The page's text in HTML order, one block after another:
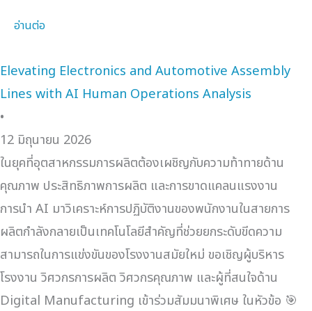
อ่านต่อ
Elevating Electronics and Automotive Assembly
Lines with AI Human Operations Analysis
•
12 มิถุนายน 2026
ในยุคที่อุตสาหกรรมการผลิตต้องเผชิญกับความท้าทายด้าน
คุณภาพ ประสิทธิภาพการผลิต และการขาดแคลนแรงงาน
การนำ AI มาวิเคราะห์การปฏิบัติงานของพนักงานในสายการ
ผลิตกำลังกลายเป็นเทคโนโลยีสำคัญที่ช่วยยกระดับขีดความ
สามารถในการแข่งขันของโรงงานสมัยใหม่ ขอเชิญผู้บริหาร
โรงงาน วิศวกรการผลิต วิศวกรคุณภาพ และผู้ที่สนใจด้าน
Digital Manufacturing เข้าร่วมสัมมนาพิเศษ ในหัวข้อ 🎯